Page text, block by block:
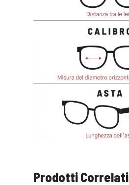
Prodotti Correlati